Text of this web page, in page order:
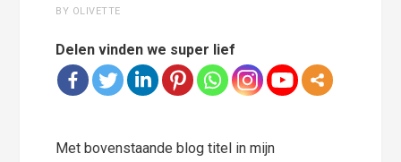
BY OLIVETTE
Delen vinden we super lief
Met bovenstaande blog titel in mijn